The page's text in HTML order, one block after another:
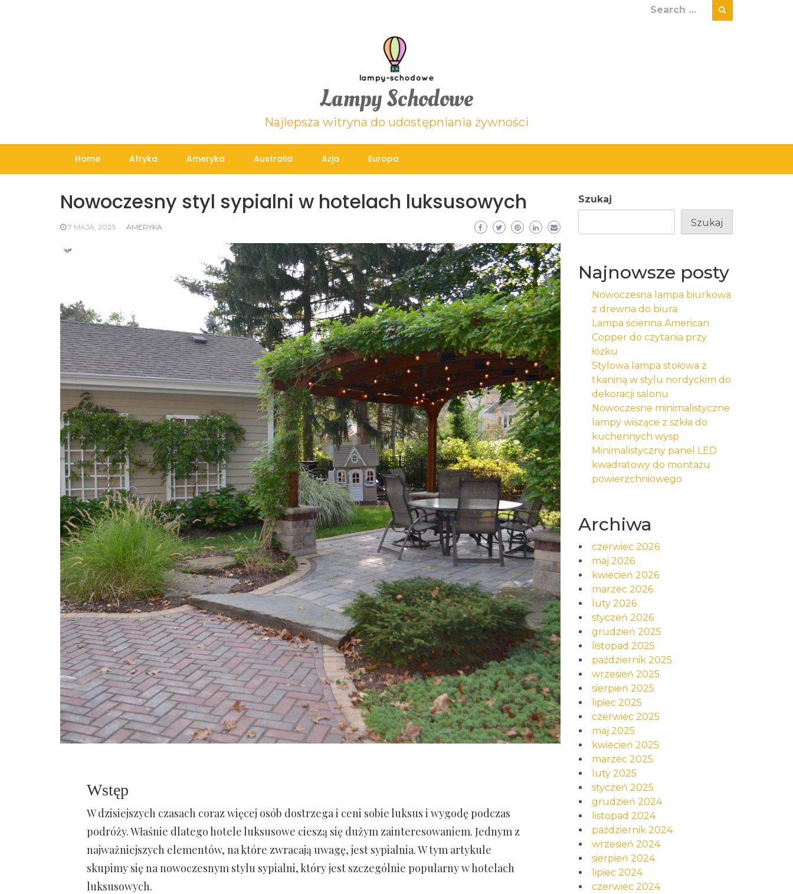
Search
Lampy Schodowe
Najlepsza witryna do udostępniania żywności
Home Afryka Ameryka Australia Azja Europa
Nowoczesny styl sypialni w hotelach luksusowych
7 MAJA, 2023 AMERYKA
Wstęp
W dzisiejszych czasach coraz więcej osób dostrzega i ceni sobie luksus i wygodę podczas
podróży. Właśnie dlatego hotele luksusowe cieszą się dużym zainteresowaniem. Jednym z
najważniejszych elementów, na które zwracają uwagę, jest sypialnia. W tym artykule
skupimy się na nowoczesnym stylu sypialni, który jest szczególnie popularny w hotelach
luksusowych.
Szukaj
Szukaj
Najnowsze posty
Nowoczesna lampa biurkowa
z drewna do biura
Lampa ścienna American
Copper do czytania przy
łóżku
Stylowa lampa stołowa z
tkaniną w stylu nordyckim do
dekoracji salonu
Nowoczesne minimalistyczne
lampy wiszące z szkła do
kuchennych wysp
Minimalistyczny panel LED
kwadratowy do montażu
powierzchniowego
Archiwa
czerwiec 2026
maj 2026
kwiecień 2026
marzec 2026
luty 2026
styczeń 2026
grudzień 2025
listopad 2025
październik 2025
wrzesień 2025
sierpień 2025
lipiec 2025
czerwiec 2025
maj 2025
kwiecień 2025
marzec 2025
luty 2025
styczeń 2025
grudzień 2024
listopad 2024
październik 2024
wrzesień 2024
sierpień 2024
lipiec 2024
czerwiec 2024